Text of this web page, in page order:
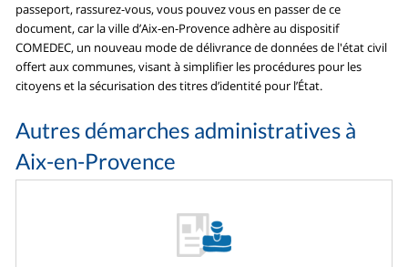
passeport, rassurez-vous, vous pouvez vous en passer de ce
document, car la ville d’Aix-en-Provence adhère au dispositif
COMEDEC, un nouveau mode de délivrance de données de l'état civil
offert aux communes, visant à simplifier les procédures pour les
citoyens et la sécurisation des titres d’identité pour l’État.
Autres démarches administratives à
Aix-en-Provence